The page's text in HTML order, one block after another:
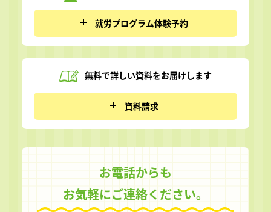
就労プログラム体験予約
無料で詳しい資料をお届けします
資料請求
お電話からも
お気軽にご連絡ください。